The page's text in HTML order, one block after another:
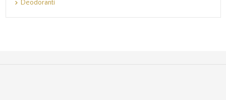
Deodoranti